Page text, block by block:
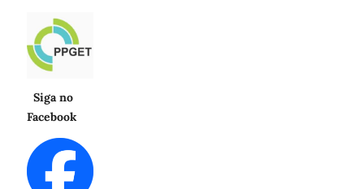
Siga no
Facebook